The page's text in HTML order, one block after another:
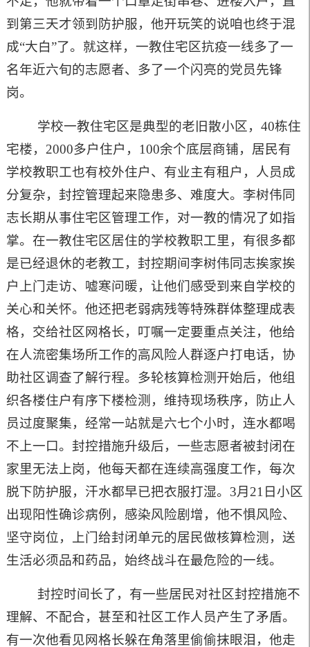
到第三天才领到防护服，他开玩笑的说咱也终于混
成“大白”了。就这样，一教住宅区抗疫一线多了一
名年近六旬的志愿者、多了一个闪亮的党员先锋
岗。
学校一教住宅区是典型的老旧散小区，40栋住
宅楼，2000多户住户，100余个底层商铺，居民有
学校教职工也有校外住户、有业主有租户，人员成
分复杂，封控管理起来隐患多、难度大。李树伟同
志长期从事住宅区管理工作，对一教的情况了如指
掌。在一教住宅区居住的学校教职工里，有很多都
是已经退休的老教工，封控期间李树伟同志挨家挨
户上门走访、嘘寒问暖，让他们感受到来自学校的
关心和关怀。他还把老弱病残等特殊群体整理成表
格，交给社区网格长，叮嘱一定要重点关注，他给
在人流密集场所工作的高风险人群逐户打电话，协
助社区调查了解行程。多轮核算检测开始后，他组
织各楼住户有序下楼检测，维持现场秩序，防止人
员过度聚集，经常一站就是六七个小时，连水都喝
不上一口。封控措施升级后，一些志愿者被封闭在
家里无法上岗，他每天都在连续高强度工作，每次
脱下防护服，汗水都早已把衣服打湿。3月21日小区
出现阳性确诊病例，感染风险剧增，他不惧风险、
坚守岗位，上门给封闭单元的居民做核算检测，送
生活必须品和药品，始终战斗在最危险的一线。
封控时间长了，有一些居民对社区封控措施不
理解、不配合，甚至和社区工作人员产生了矛盾。
有一次他看见网格长躲在角落里偷偷抹眼泪，他走